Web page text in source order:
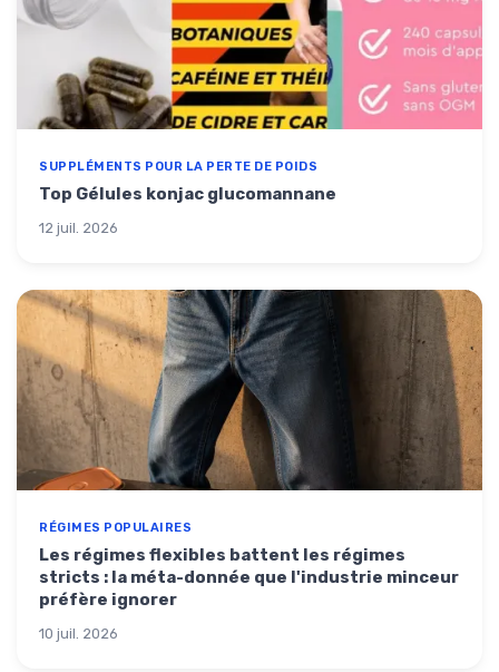
SUPPLÉMENTS POUR LA PERTE DE POIDS
Top Gélules konjac glucomannane
12 juil. 2026
RÉGIMES POPULAIRES
Les régimes flexibles battent les régimes
stricts : la méta-donnée que l'industrie minceur
préfère ignorer
10 juil. 2026